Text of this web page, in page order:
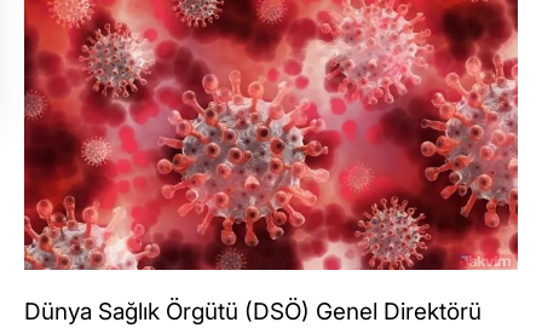
Dünya Sağlık Örgütü (DSÖ) Genel Direktörü